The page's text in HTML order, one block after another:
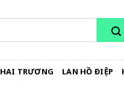
TRƯƠNG LAN HỒ ĐIỆP